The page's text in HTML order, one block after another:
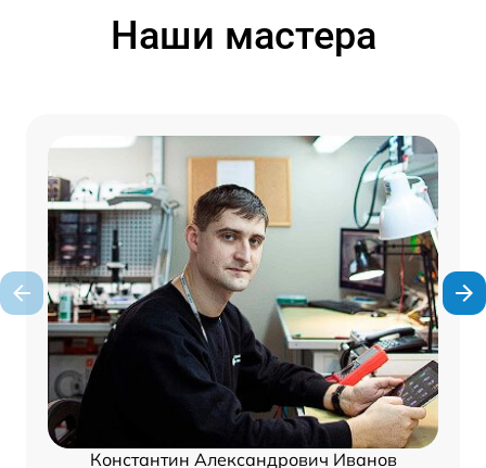
Наши мастера
Константин Александрович Иванов